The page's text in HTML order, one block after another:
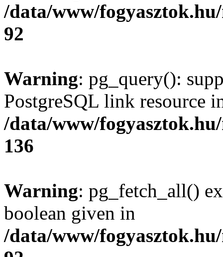
/data/www/
92
Warning: pg_query():
PostgreSQL link resource
/data/www/
136
Warning: pg_fetch_all()
boolean given in
/data/www/